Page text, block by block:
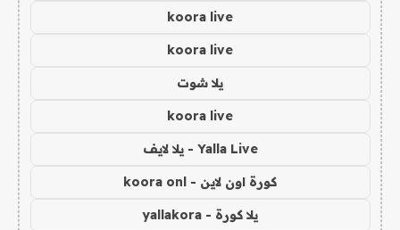
koora live
koora live
يلا شوت
koora live
Yalla Live - يلا لايف
كورة اون لاين - koora onl
يلا كورة - yallakora